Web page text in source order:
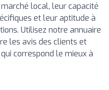
local, leur capacité
et leur aptitude à
Utilisez notre annuaire
les avis des clients et
correspond le mieux à